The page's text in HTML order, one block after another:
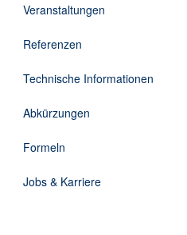
DE
Veranstaltungen
Referenzen
Technische Informationen
Abkürzungen
Formeln
Jobs & Karriere